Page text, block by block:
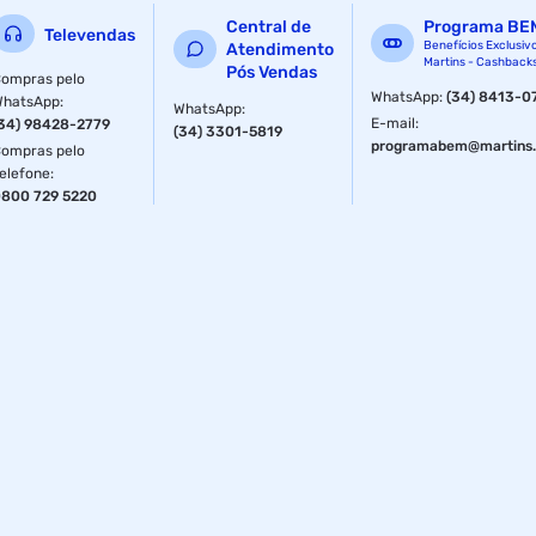
Televendas
pelo
:
98428-2779
pelo
:
729 5220
Central de
Atendimento
Pós Vendas
WhatsApp:
(34) 3301-5819
Programa
Benefícios
Martins -
WhatsApp:(34) 8413-
E-mail: